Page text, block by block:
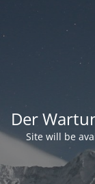
Der
Site will be